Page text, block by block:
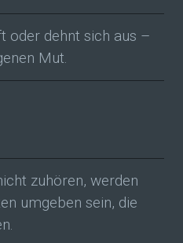
oder dehnt sich aus –
Mut.
zuhören, werden
umgeben sein, die